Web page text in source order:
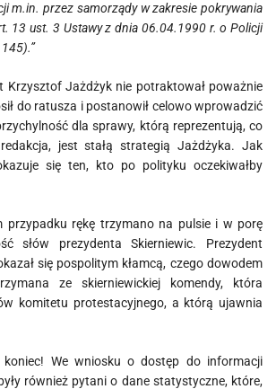
m.in. przez samorządy w zakresie pokrywania
13 ust. 3 Ustawy z dnia 06.04.1990 r. o Policji
Krzysztof Jażdżyk nie potraktował poważnie
do ratusza i postanowił celowo wprowadzić
dla sprawy, którą reprezentują, co
jest stałą strategią Jażdżyka. Jak
się ten, kto po polityku oczekiwałby
przypadku rękę trzymano na pulsie i w porę
słów prezydenta Skierniewic. Prezydent
się pospolitym kłamcą, czego dowodem
ze skierniewickiej komendy, która
komitetu protestacyjnego, a którą ujawnia
We wniosku o dostęp do informacji
również pytani o dane statystyczne, które,